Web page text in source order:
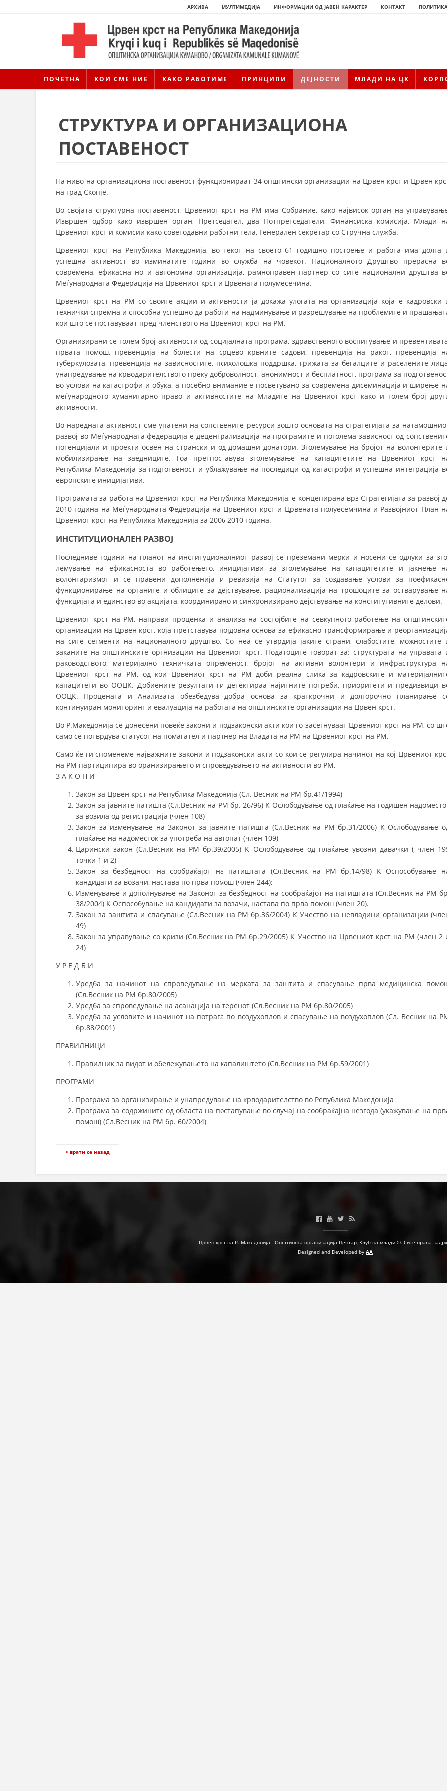
АРХИВА МУЛТИМЕДИЈА ИНФОРМАЦИИ ОД ЈАВЕН КАРАКТЕР КОНТАКТ
ПОЧЕТНА КОИ СМЕ НИЕ КАКО РАБОТИМЕ ПРИНЦИПИ ДЕЈНОСТИ МЛАДИ НА ЦК
ИСТОРИЈАТ НА ЦКРМ
ИСТОРИЈАТ НА ДВИЖЕЊЕТО
СТРУКТУРА И ОРГАНИЗАЦИОНА ПОСТАВЕНОСТ – ОПШТИНСКА ОРГАНИЗАЦИЈА
СТАТУТ НА ЦКРМ
ОРГАНИЗАЦИЈА И РАЗВОЈ
РАКОВОДЕН ОДБОР
СТРУКТУРА И ОРГАНИЗАЦИОНА ПОСТАВЕНОСТ
MЕЃУНАРОДНО ХУМАНИТАРНО ПРАВО
УПОТРЕБА И ЗАШТИТА НА АМБЛЕМОТ
ПОДГОТВЕНОСТ И ДЕЈСТВО ПРИ КАТАСТРОФИ
ТИМ ЗА ОДГОВОР ПРИ КАТАСТРОФИ ПРИ ООЦК КУМАНОВО
ОДНОСИ СО ЈАВНОСТ
МЕЃУНАРОДНА СОРАБОТКА
ДОГОВОРИ
ФОРМУЛАРИ ЗА БАРАЊА
ЗДРАВСТВЕНО ПРЕВЕНТИВНА ДЕЈНОСТ
ПРВА ПОМОШ
ИНФОРМАЦИИ ЗА БОЛЕСТИ
ЗА НАС
ПРИРАЧНИЦИ
СТРУКТУРА И ОРГАНИЗАЦИОНА
ПОСТАВЕНОСТ
На ниво на организациона поставеност функционираат 34 општински организации на Црвен крст и Црвен
на град Скопје.
Во својата структурна поставеност, Црвениот крст на РМ има Собрание, како највисок орган на
Извршен одбор како извршен орган, Претседател, два Потпретседатели, Финансиска ко­ми­сија, Млади
Црвениот крст и комисии како со­ве­тодавни работни тела, Генерален секретар со Стручна служба.
Црвениот крст на Република Македонија, во текот на своето 61 годишно постоење и работа има долга
успешна активност во изминатите години во служба на човекот. Националното Друштво прерасна
современа, ефикасна но и автономна организација, рамноправен партнер со сите национални друштва
Меѓународната Федерација на Црвениот крст и Црвената полумесечина.
Црвениот крст на РМ со своите акции и активности ја докажа улогата на организација која е кадровски
технички спремна и способна успешно да работи на надминување и разрешување на проблемите и
кои што се поставуваат пред членството на Црвениот крст на РМ.
Организирани се голем број активности од социјалната програма, здравственото воспитување и
првата помош, превенција на болести на срцево крвните садови, превенција на ракот, превенција
туберкулозата, превенција на зависностите, психолошка поддршка, грижата за бегалците и раселените
унапредување на крводарителството преку доброволност, анонимност и бесплатност, програма за
во услови на катастрофи и обука, а посебно внимание е посветувано за современа дисеминација и ширење
меѓународното хуманитарно право и активностите на Младите на Црвениот крст како и голем број
активности.
Во наредната активност сме упатени на сопствените ресурси зошто основата на стратегијата за
развој во Меѓународната федерација е децентрализација на програмите и поголема зависност од
потенцијали и проекти освен на странски и од домашни донатори. Зголемување на бројот на волонтерите
мобилизирање на заедниците. Тоа претпоставува зголемување на капа­ци­те­тите на Црвениот крст
Република Македонија за подготвеност и ублажување на последици од катастрофи и успешна интеграција
европските иницијативи.
Програмата за работа на Црвениот крст на Ре­публика Македонија, е концепирана врз Стра­те­ги­ја­та за развој
2010 година на Меѓународната Фе­де­рација на Црвениот крст и Црвената по­луе­се­­мчи­на и Развојниот План
Црвениот крст на Репу­бли­ка Македонија за 2006 2010 година.
ИНСТИТУЦИОНАЛЕН РАЗВОЈ
Последниве години на планот на институционалниот развој се преземани мерки и носени се одлуки за
лемување на ефикасноста во работењето, иницијативи за зголемување на капацитетите и јакнење
волонтаризмот и се правени дополненија и ревизија на Статутот за создавање услови за
функционирање на органите и облиците за дејствување, рационализација на трошоците за остварување
функцијата и единство во акцијата, координирано и синхронизирано дејствување на конститутивните делови.
Црвениот крст на РМ, направи проценка и анализа на состојбите на севкупното работење на
организации на Црвен крст, која претставува појдовна основа за ефикасно трансформирање и
на сите сегменти на националното друштво. Со неа се утврдија јаките страни, слабостите, можностите
заканите на општинските оргнизации на Црвениот крст. Податоците говорат за: структурата на управата
раководството, материјално техничката опременост, бројот на активни волонтери и инфраструктура
Црвениот крст на РМ, од кои Црвениот крст на РМ доби реална слика за кадровските и
капацитети во ООЦК. Добиените резултати ги детектираа најитните потреби, приоритети и предизвици
ООЦК. Процената и Анализата обезбедува добра основа за краткрочни и долгорочно планирање
континуиран мониторинг и евалуација на работата на општинските организации на Црвен крст.
Во Р.Македонија се донесени повеќе закони и подзаконски акти кои го засегнуваат Црвениот крст на РМ, со
само се потврдува статусот на помагател и партнер на Владата на РМ на Црвениот крст на РМ.
Само ќе ги споменеме најважните закони и подзаконски акти со кои се регулира начинот на кој Црвениот
на РМ партиципира во оранизирањето и спроведувањето на активности во РМ.
З А К О Н И
Закон за Црвен крст на Република Македонија (Сл. Весник на РМ бр.41/1994)
Закон за јавните патишта (Сл.Весник на РМ бр. 26/96) К Ослободување од плаќање на годишен
за возила од регистрација (член 108)
Закон за изменување на Законот за јавните патишта (Сл.Весник на РМ бр.31/2006) К Ослободување
плаќање на надоместок за употреба на автопат (член 109)
Царински закон (Сл.Весник на РМ бр.39/2005) К Ослободување од плаќање увозни давачки ( член
точки 1 и 2)
Закон за безбедност на сообраќајот на патиштата (Сл.Весник на РМ бр.14/98) К Оспособување
кандидати за возачи, настава по прва помош (член 244);
Изменување и дополнување на Законот за безбедност на сообраќајот на патиштата (Сл.Весник на РМ
38/2004) К Оспособување на кандидати за возачи, настава по прва помош (член 20).
Закон за заштита и спасување (Сл.Весник на РМ бр.36/2004) К Учество на невладини организации
49)
Закон за управување со кризи (Сл.Весник на РМ бр.29/2005) К Учество на Црвениот крст на РМ (член 2
24)
У Р Е Д Б И
Уредба за начинот на спроведување на мерката за заштита и спасување прва медицинска
(Сл.Весник на РМ бр.80/2005)
Уредба за спроведување на асанација на теренот (Сл.Весник на РМ бр.80/2005)
Уредба за условите и начинот на потрага по воздухоплов и спасување на воздухоплов (Сл. Весник на
бр.88/2001)
ПРАВИЛНИЦИ
Правилник за видот и обележувањето на капалиштето (Сл.Весник на РМ бр.59/2001)
ПРОГРАМИ
Програма за организирање и унапредување на крводарителство во Република Македонија
Програма за содржините од областа на постапување во случај на сообраќајна незгода (укажување на
помош) (Сл.Весник на РМ бр. 60/2004)
< врати се назад
Црвен крст на Р. Македонија - Општинска организација Центар, Клуб на млади ©. Сите права
Designed and Developed by AA